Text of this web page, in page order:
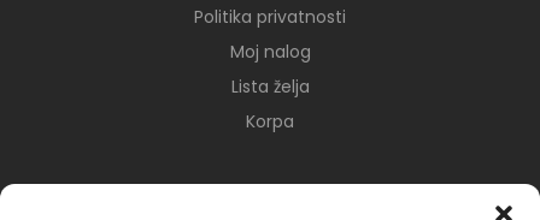
Politika privatnosti
Moj nalog
Lista želja
Korpa